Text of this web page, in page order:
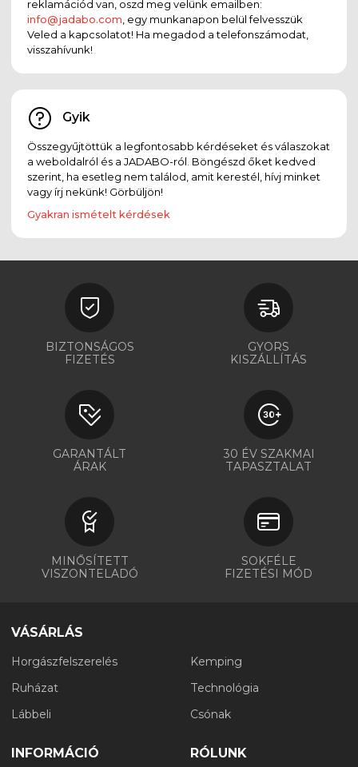
reklamációd van, oszd meg velünk emailben:
info@jadabo.com , egy munkanapon belül felvesszük
Veled a kapcsolatot! Ha megadod a telefonszámodat,
visszahívunk!
Gyik
Összegyűjtöttük a legfontosabb kérdéseket és válaszokat
a weboldalról és a JADABO-ról. Böngészd őket kedved
szerint, ha esetleg nem találod, amit kerestél, hívj minket
vagy írj nekünk! Görbüljön!
Gyakran ismételt kérdések
BIZTONSÁGOS
FIZETÉS
GYORS
KISZÁLLÍTÁS
GARANTÁLT
ÁRAK
30 ÉV SZAKMAI
TAPASZTALAT
MINŐSÍTETT
VISZONTELADÓ
SOKFÉLE
FIZETÉSI MÓD
VÁSÁRLÁS
Horgászfelszerelés
Ruházat
Lábbeli
Kemping
Technológia
Csónak
INFORMÁCIÓ RÓLUNK